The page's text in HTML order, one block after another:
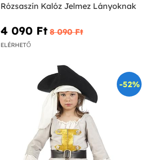
Rózsaszín Kalóz Jelmez Lányoknak
4 090 Ft‎ 8 090 Ft‎
ELÉRHETŐ
-52%